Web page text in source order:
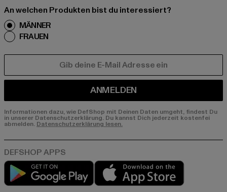
An welchen Produkten bist du interessiert?
MÄNNER
FRAUEN
ANMELDEN
Informationen dazu, wie DefShop mit Deinen Daten umgeht, findest Du
in unserer Datenschutzerklärung. Du kannst Dich jederzeit kostenfei
abmelden. Datenschutzerklärung lesen.
Play market